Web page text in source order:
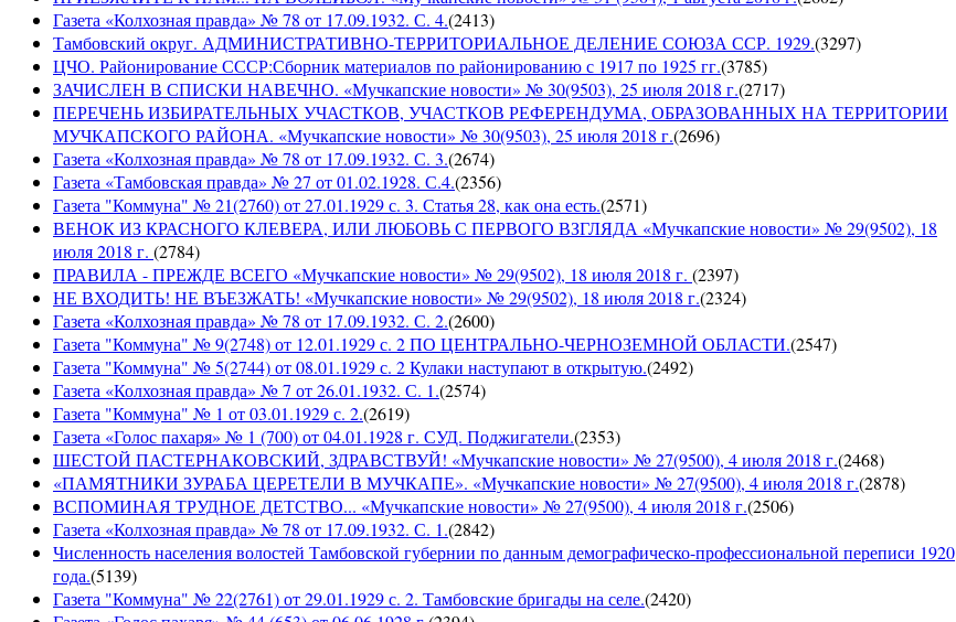
Газета «Колхозная правда» № 78 от 17.09.1932. С. 4.(2413)
Тамбовский округ. АДМИНИСТРАТИВНО-ТЕРРИТОРИАЛЬНОЕ ДЕЛЕНИЕ СОЮЗА ССР. 1929.(3297)
ЦЧО. Районирование СССР:Сборник материалов по районированию с 1917 по 1925 гг.(3785)
ЗАЧИСЛЕН В СПИСКИ НАВЕЧНО. «Мучкапские новости» № 30(9503), 25 июля 2018 г.(2717)
ПЕРЕЧЕНЬ ИЗБИРАТЕЛЬНЫХ УЧАСТКОВ, УЧАСТКОВ РЕФЕРЕНДУМА, ОБРАЗОВАННЫХ НА ТЕРРИТОРИИ
МУЧКАПСКОГО РАЙОНА. «Мучкапские новости» № 30(9503), 25 июля 2018 г.(2696)
Газета «Колхозная правда» № 78 от 17.09.1932. С. 3.(2674)
Газета «Тамбовская правда» № 27 от 01.02.1928. С.4.(2356)
Газета "Коммуна" № 21(2760) от 27.01.1929 с. 3. Статья 28, как она есть.(2571)
ВЕНОК ИЗ КРАСНОГО КЛЕВЕРА, ИЛИ ЛЮБОВЬ С ПЕРВОГО ВЗГЛЯДА «Мучкапские новости» № 29(9502), 18
июля 2018 г. (2784)
ПРАВИЛА - ПРЕЖДЕ ВСЕГО «Мучкапские новости» № 29(9502), 18 июля 2018 г. (2397)
НЕ ВХОДИТЬ! НЕ ВЪЕЗЖАТЬ! «Мучкапские новости» № 29(9502), 18 июля 2018 г.(2324)
Газета «Колхозная правда» № 78 от 17.09.1932. С. 2.(2600)
Газета "Коммуна" № 9(2748) от 12.01.1929 с. 2 ПО ЦЕНТРАЛЬНО-ЧЕРНОЗЕМНОЙ ОБЛАСТИ.(2547)
Газета "Коммуна" № 5(2744) от 08.01.1929 с. 2 Кулаки наступают в открытую.(2492)
Газета «Колхозная правда» № 7 от 26.01.1932. С. 1.(2574)
Газета "Коммуна" № 1 от 03.01.1929 с. 2.(2619)
Газета «Голос пахаря» № 1 (700) от 04.01.1928 г. СУД. Поджигатели.(2353)
ШЕСТОЙ ПАСТЕРНАКОВСКИЙ, ЗДРАВСТВУЙ! «Мучкапские новости» № 27(9500), 4 июля 2018 г.(2468)
«ПАМЯТНИКИ ЗУРАБА ЦЕРЕТЕЛИ В МУЧКАПЕ». «Мучкапские новости» № 27(9500), 4 июля 2018 г.(2878)
ВСПОМИНАЯ ТРУДНОЕ ДЕТСТВО... «Мучкапские новости» № 27(9500), 4 июля 2018 г.(2506)
Газета «Колхозная правда» № 78 от 17.09.1932. С. 1.(2842)
Численность населения волостей Тамбовской губернии по данным демографическо-профессиональной переписи 1920
года.(5139)
Газета "Коммуна" № 22(2761) от 29.01.1929 с. 2. Тамбовские бригады на селе.(2420)